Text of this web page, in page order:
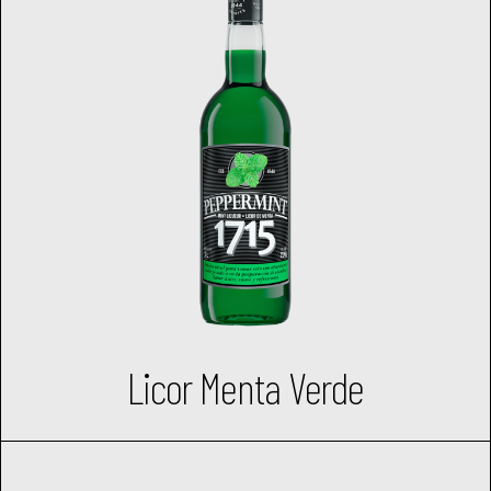
Licor Menta Verde